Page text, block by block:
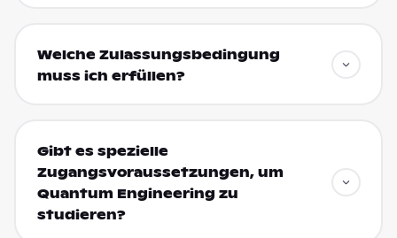
Welche Zulassungsbedingung
muss ich erfüllen?
Gibt es spezielle
Zugangsvoraussetzungen, um
Quantum Engineering zu
studieren?